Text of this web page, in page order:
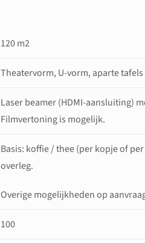
120 m2
Theatervorm, U-vorm, aparte
Laser beamer (HDMI-aansluiting)
Filmvertoning is mogelijk.
Basis: koffie / thee (per kopje of
overleg.
Overige mogelijkheden op
100